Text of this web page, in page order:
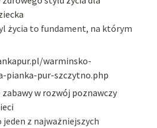
życia to fundament, na którym
warminsko-
pianka-pur-szczytno.php
zabawy w rozwój poznawczy
jeden z najważniejszych